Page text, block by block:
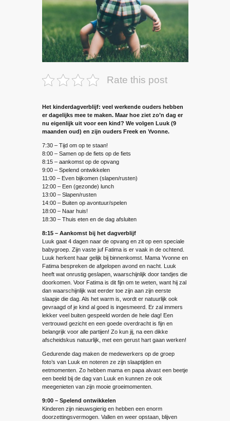
Rate this post
Het kinderdagverblijf: veel werkende ouders hebben
er dagelijks mee te maken. Maar hoe ziet zo’n dag er
nu eigenlijk uit voor een kind? We volgen Luuk (9
maanden oud) en zijn ouders Freek en Yvonne.
7:30 – Tijd om op te staan!
8:00 – Samen op de fiets op de fiets
8:15 – aankomst op de opvang
9:00 – Spelend ontwikkelen
11:00 – Even bijkomen (slapen/rusten)
12:00 – Een (gezonde) lunch
13:00 – Slapen/rusten
14:00 – Buiten op avontuur/spelen
18:00 – Naar huis!
18:30 – Thuis eten en de dag afsluiten
8:15 – Aankomst bij het dagverblijf
Luuk gaat 4 dagen naar de opvang en zit op een speciale
babygroep. Zijn vaste juf Fatima is er vaak in de ochtend.
Luuk herkent haar gelijk bij binnenkomst. Mama Yvonne en
Fatima bespreken de afgelopen avond en nacht. Luuk
heeft wat onrustig geslapen, waarschijnlijk door tandjes die
doorkomen. Voor Fatima is dit fijn om te weten, want hij zal
dan waarschijnlijk wat eerder toe zijn aan zijn eerste
slaapje die dag. Als het warm is, wordt er natuurlijk ook
gevraagd of je kind al goed is ingesmeerd. Er zal immers
lekker veel buiten gespeeld worden de hele dag! Een
vertrouwd gezicht en een goede overdracht is fijn en
belangrijk voor alle partijen! Zo kun jij, na een dikke
afscheidskus natuurlijk, met een gerust hart gaan werken!
Gedurende dag maken de medewerkers op de groep
foto’s van Luuk en noteren ze zijn slaaptijden en
eetmomenten. Zo hebben mama en papa alvast een beetje
een beeld bij de dag van Luuk en kunnen ze ook
meegenieten van zijn mooie groeimomenten.
9:00 – Spelend ontwikkelen
Kinderen zijn nieuwsgierig en hebben een enorm
doorzettingsvermogen. Vallen en weer opstaan, blijven